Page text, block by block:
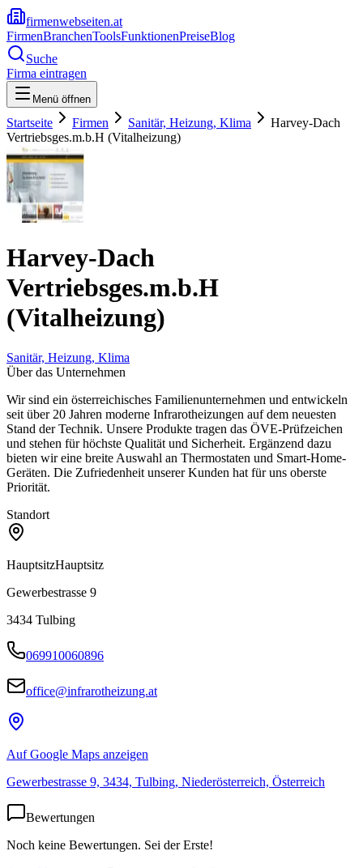
firmenwebseiten.at
FirmenBranchenToolsFunktionenPreiseBlog
Suche
Firma eintragen
Menü öffnen
Startseite Firmen Sanitär, Heizung, Klima
Harvey-Dach
Vertriebsges.m.b.H (Vitalheizung)
Harvey-Dach
Vertriebsges.m.b.H
(Vitalheizung)
Sanitär, Heizung, Klima
Über das Unternehmen
Wir sind ein österreichisches Familienunternehmen und entwickeln
seit über 20 Jahren moderne Infrarotheizungen auf dem neuesten
Stand der Technik. Unsere Produkte tragen das ÖVE-Prüfzeichen
und stehen für höchste Qualität und Sicherheit. Ergänzend dazu
bieten wir eine breite Auswahl an Thermostaten und Smart-Home-
Geräten. Die Zufriedenheit unserer Kunden hat für uns oberste
Priorität.
Standort
HauptsitzHauptsitz
Gewerbestrasse 9
3434 Tulbing
069910060896
office@infrarotheizung.at
Auf Google Maps anzeigen
Gewerbestrasse 9, 3434, Tulbing, Niederösterreich, Österreich
Bewertungen
Noch keine Bewertungen. Sei der Erste!